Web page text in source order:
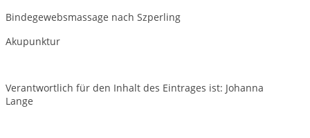
Bindegewebsmassage nach Szperling
Akupunktur
Verantwortlich für den Inhalt des Eintrages ist: Johanna
Lange